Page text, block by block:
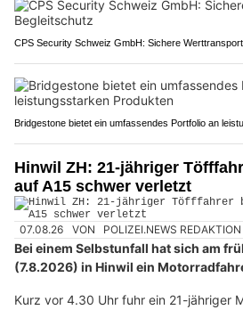
CPS Security Schweiz GmbH: Sichere
Bridgestone bietet ein umfassendes Portfolio an
Hinwil ZH: 21-jähriger
auf A15 schwer verletzt
07.08.26 VON POLIZEI.NEWS REDAKTION
Bei einem Selbstunfall hat sich am
(7.8.2026) in Hinwil ein
Kurz vor 4.30 Uhr fuhr ein 21-jähriger